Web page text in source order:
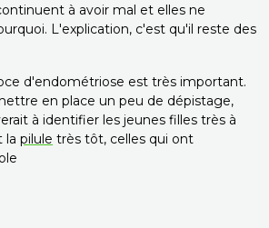
à avoir mal et elles ne
L'explication, c'est qu'il reste des
d'endométriose est très important.
en place un peu de dépistage,
à identifier les jeunes filles très à
la pilule très tôt, celles qui ont